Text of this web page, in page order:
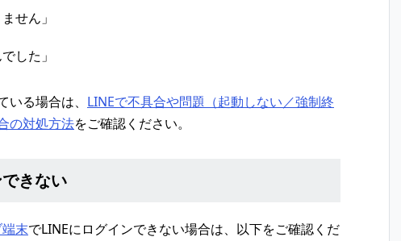
せん」
した」
る場合は、 LINEで不具合や問題（起動しない／強制終
の対処方法をご確認ください。
きない
末でLINEにログインできない場合は、以下をご確認くだ